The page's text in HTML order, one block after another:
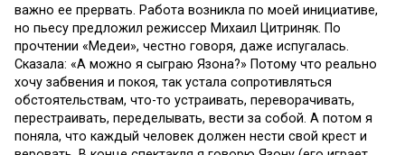
важно ее прервать. Работа возникла по моей инициативе,
но пьесу предложил режиссер Михаил Цитриняк. По
прочтении «Медеи», честно говоря, даже испугалась.
Сказала: «А можно я сыграю Язона?» Потому что реально
хочу забвения и покоя, так устала сопротивляться
обстоятельствам, что-то устраивать, переворачивать,
перестраивать, переделывать, вести за собой. А потом я
поняла, что каждый человек должен нести свой крест и